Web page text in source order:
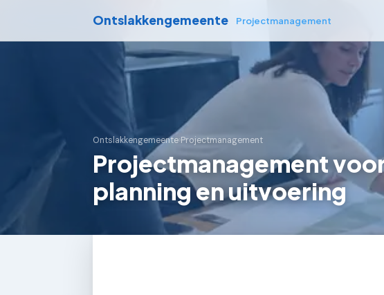
Ontslakkengemeente Projectmanagement
Ontslakkengemeente›Projectmanagement
Projectmanagement
planning en uitvoering